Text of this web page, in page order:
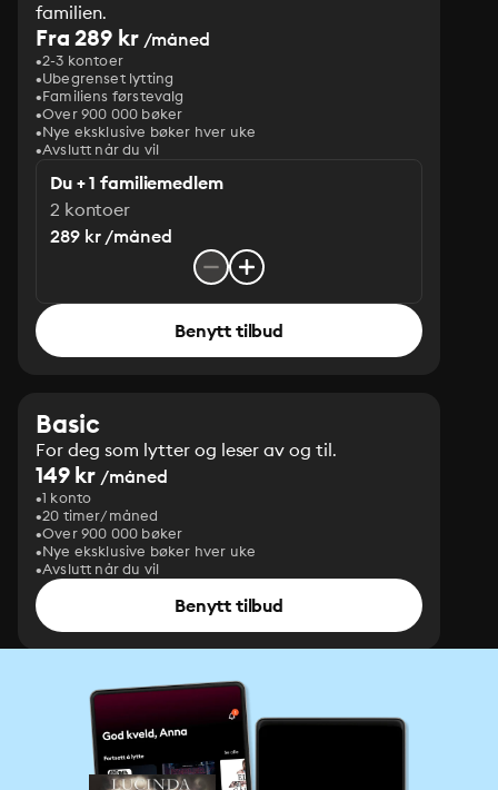
familien.
Fra 289 kr/måned
2-3 kontoer
Ubegrenset lytting
Familiens førstevalg
Over 900 000 bøker
Nye eksklusive bøker hver uke
Avslutt når du vil
Du + 1 familiemedlem
2 kontoer
289 kr /måned
Benytt tilbud
Basic
For deg som lytter og leser av og til.
149 kr /måned
1 konto
20 timer/måned
Over 900 000 bøker
Nye eksklusive bøker hver uke
Avslutt når du vil
Benytt tilbud